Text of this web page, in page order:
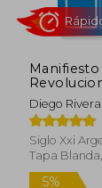
Diego Rivera
Siglo Xxi
Tapa